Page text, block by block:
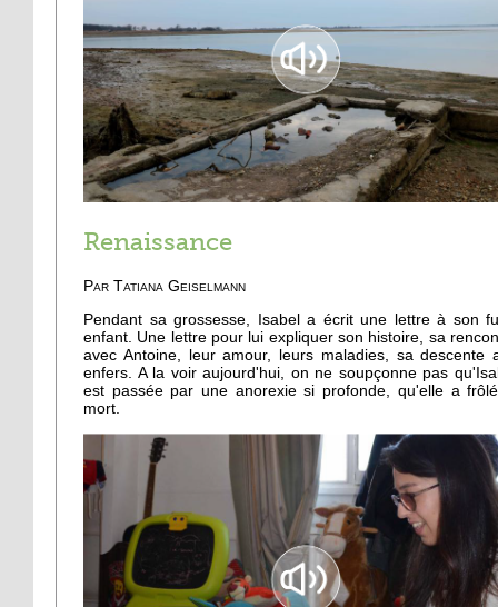
Renaissance
Par Tatiana Geiselmann
Pendant sa grossesse, Isabel a écrit une lettre à son
enfant. Une lettre pour lui expliquer son histoire, sa
avec Antoine, leur amour, leurs maladies, sa descente
enfers. A la voir aujourd'hui, on ne soupçonne pas
est passée par une anorexie si profonde, qu'elle a
mort.